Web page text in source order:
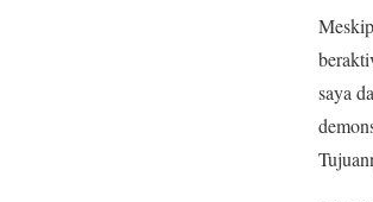
saya